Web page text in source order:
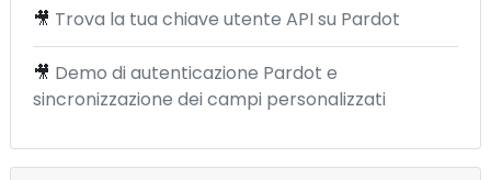
🎥 Trova la tua chiave utente API su Pardot
🎥 Demo di autenticazione Pardot e
sincronizzazione dei campi personalizzati